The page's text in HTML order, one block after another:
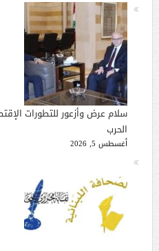
سلام عرض وأزعور للتطورات
الحرب
أغسطس 5, 2026